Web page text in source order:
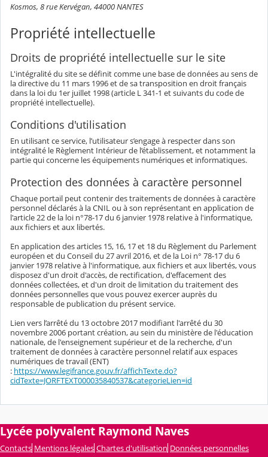
Kosmos, 8 rue Kervégan, 44000 NANTES
Propriété intellectuelle
Droits de propriété intellectuelle sur le site
L'intégralité du site se définit comme une base de données au sens de
la directive du 11 mars 1996 et de sa transposition en droit français
dans la loi du 1er juillet 1998 (article L 341-1 et suivants du code de
propriété intellectuelle).
Conditions d'utilisation
En utilisant ce service, l’utilisateur s’engage à respecter dans son
intégralité le Règlement Intérieur de l’établissement, et notamment la
partie qui concerne les équipements numériques et informatiques.
Protection des données à caractère personnel
Chaque portail peut contenir des traitements de données à caractère
personnel déclarés à la CNIL ou à son représentant en application de
l'article 22 de la loi n°78-17 du 6 janvier 1978 relative à l'informatique,
aux fichiers et aux libertés.
En application des articles 15, 16, 17 et 18 du Règlement du Parlement
européen et du Conseil du 27 avril 2016, et de la Loi n° 78-17 du 6
janvier 1978 relative à l'informatique, aux fichiers et aux libertés, vous
disposez d'un droit d'accès, de rectification, d'effacement des
données collectées, et d'un droit de limitation du traitement des
données personnelles que vous pouvez exercer auprès du
responsable de publication du présent service.
Lien vers l’arrêté du 13 octobre 2017 modifiant l'arrêté du 30
novembre 2006 portant création, au sein du ministère de l'éducation
nationale, de l'enseignement supérieur et de la recherche, d'un
traitement de données à caractère personnel relatif aux espaces
numériques de travail (ENT)
: https://www.legifrance.gouv.fr/affichTexte.do?
cidTexte=JORFTEXT000035840537&categorieLien=id
Lycée polyvalent Raymond Naves
Contacts Mentions légales Chartes d'utilisation Données personnelles